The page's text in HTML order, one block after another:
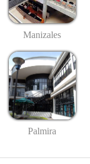
Manizales
Palmira